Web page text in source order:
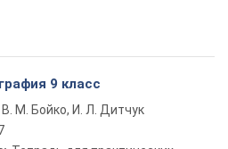
9 класс
В. М. Бойко, И. Л. Дитчук